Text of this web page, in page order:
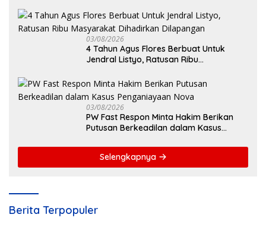
03/08/2026
4 Tahun Agus Flores Berbuat Untuk
Jendral Listyo, Ratusan Ribu
03/08/2026
PW Fast Respon Minta Hakim Berikan
Putusan Berkeadilan dalam Kasus
Selengkapnya
Berita Terpopuler